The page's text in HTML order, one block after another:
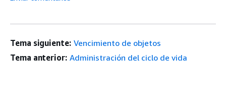
Tema siguiente: Vencimiento de objetos
Tema anterior: Administración del ciclo de vida